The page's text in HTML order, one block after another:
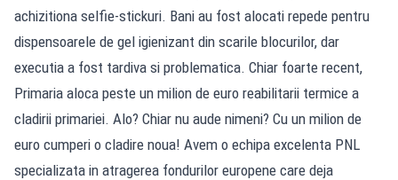
achizitiona selfie-stickuri. Bani au fost alocati repede pentru
dispensoarele de gel igienizant din scarile blocurilor, dar
executia a fost tardiva si problematica. Chiar foarte recent,
Primaria aloca peste un milion de euro reabilitarii termice a
cladirii primariei. Alo? Chiar nu aude nimeni? Cu un milion de
euro cumperi o cladire noua! Avem o echipa excelenta PNL
specializata in atragerea fondurilor europene care deja